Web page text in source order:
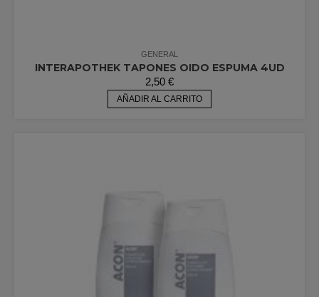
GENERAL
INTERAPOTHEK TAPONES OIDO ESPUMA 4UD
2,50 €
AÑADIR AL CARRITO